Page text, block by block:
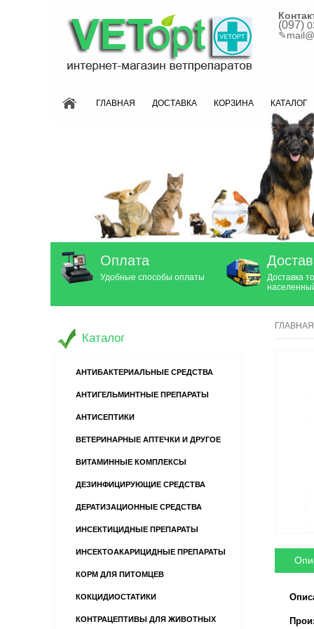
(097)
✎
ГЛАВНАЯ ДОСТАВКА КОРЗИНА КАТАЛОГ
Оплата
Удобные способы оплаты
Доставка
ГЛАВНАЯ
Каталог
АНТИБАКТЕРИАЛЬНЫЕ СРЕДСТВА
АНТИГЕЛЬМИНТНЫЕ ПРЕПАРАТЫ
АНТИСЕПТИКИ
ВЕТЕРИНАРНЫЕ АПТЕЧКИ И ДРУГОЕ
ВИТАМИННЫЕ КОМПЛЕКСЫ
ДЕЗИНФИЦИРУЮЩИЕ СРЕДСТВА
ДЕРАТИЗАЦИОННЫЕ СРЕДСТВА
ИНСЕКТИЦИДНЫЕ ПРЕПАРАТЫ
ИНСЕКТОАКАРИЦИДНЫЕ ПРЕПАРАТЫ
КОРМ ДЛЯ ПИТОМЦЕВ
КОКЦИДИОСТАТИКИ
КОНТРАЦЕПТИВЫ ДЛЯ ЖИВОТНЫХ